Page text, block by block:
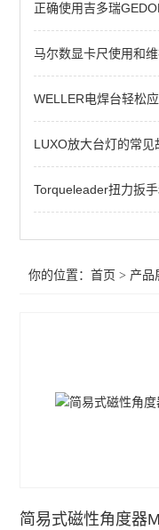
KANETEC高斯计
SIMCO测试仪
日本三丰千分表
TESA瑞士
SIMCO SSD
TECLOCK得乐
VERTEX中国台湾
正确使用吉多瑞
马尔数显卡尺使用和
WELLER电焊台轻松
LUXO放大台灯的常
Torqueleader扭力扳
你的位置：首页 > 产品
简易式磁性角度器